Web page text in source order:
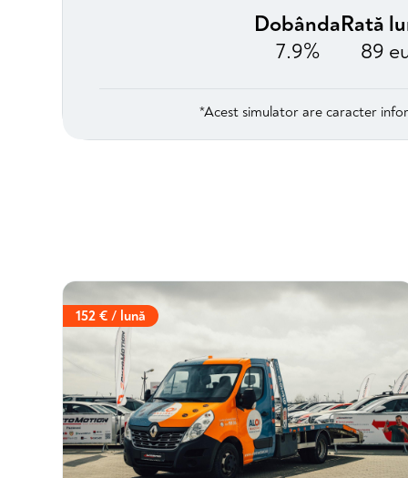
Dobânda
7.9%
Rată
89
*Acest simulator are caracter
152 € / lună